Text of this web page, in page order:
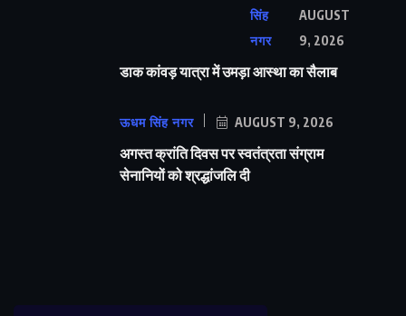
सिंह
नगर
AUGUST
9, 2026
डाक कांवड़ यात्रा में उमड़ा आस्था का सैलाब
ऊधम सिंह नगर AUGUST 9, 2026
अगस्त क्रांति दिवस पर स्वतंत्रता संग्राम
सेनानियों को श्रद्धांजलि दी